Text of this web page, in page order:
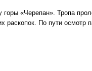
«Черепан». Тропа
раскопок. По пути